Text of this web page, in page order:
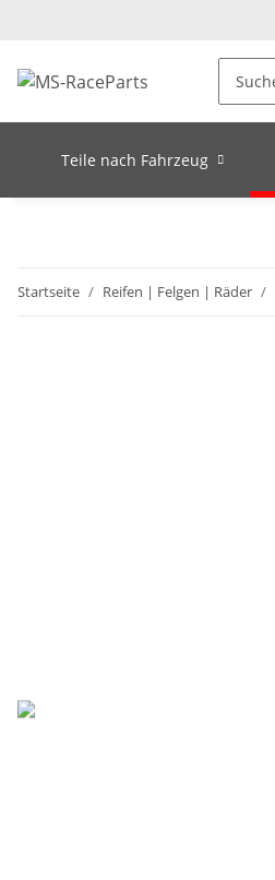
Teile nach Fahrzeug
Startseite Reifen | Felgen | Räder